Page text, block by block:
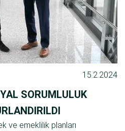
15.2.2024
SORUMLULUK
ve emeklilik planları